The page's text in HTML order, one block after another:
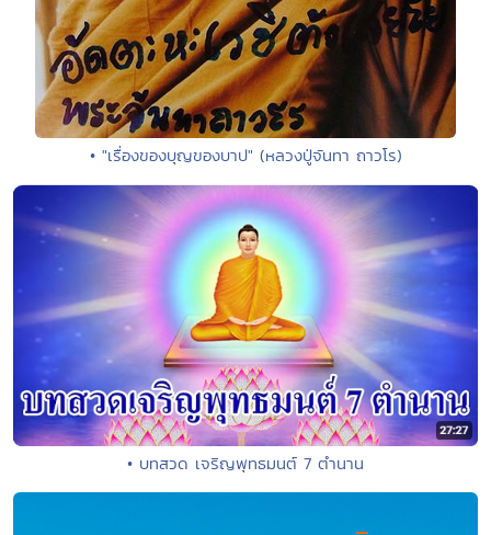
• "เรื่องของบุญของบาป" (หลวงปู่จันทา ถาวโร)
• บทสวด เจริญพุทธมนต์ 7 ตำนาน